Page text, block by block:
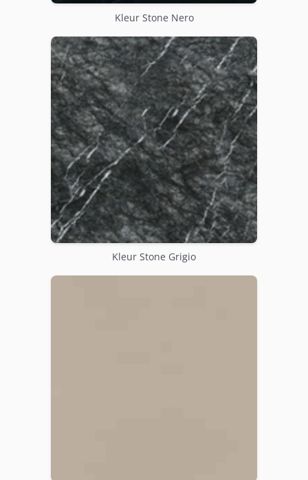
Kleur Stone Nero
Kleur Stone Grigio